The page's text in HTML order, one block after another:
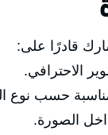
قادرًا على:
الاحترافي.
حسب نوع
الصورة.